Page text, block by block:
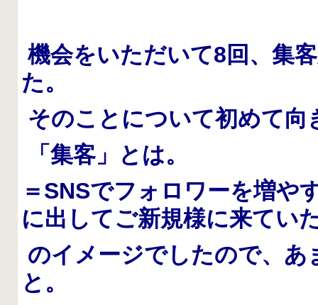
機会をいただいて8回、集
た。
そのことについて初めて
「集客」とは。
＝SNSでフォロワーを増や
に出してご新規様に来てい
のイメージでしたので、
と。